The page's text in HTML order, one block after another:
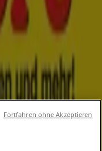
Schreibwaren
Banken
und
der Nähe
Fortfahren ohne Akzeptieren